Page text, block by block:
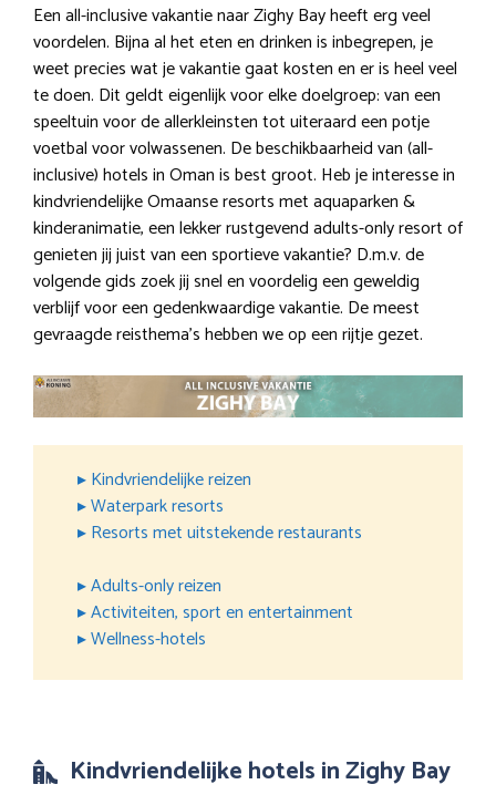
Een all-inclusive vakantie naar Zighy Bay heeft erg veel
voordelen. Bijna al het eten en drinken is inbegrepen, je
weet precies wat je vakantie gaat kosten en er is heel veel
te doen. Dit geldt eigenlijk voor elke doelgroep: van een
speeltuin voor de allerkleinsten tot uiteraard een potje
voetbal voor volwassenen. De beschikbaarheid van (all-
inclusive) hotels in Oman is best groot. Heb je interesse in
kindvriendelijke Omaanse resorts met aquaparken &
kinderanimatie, een lekker rustgevend adults-only resort of
genieten jij juist van een sportieve vakantie? D.m.v. de
volgende gids zoek jij snel en voordelig een geweldig
verblijf voor een gedenkwaardige vakantie. De meest
gevraagde reisthema’s hebben we op een rijtje gezet.
▸ Kindvriendelijke reizen
▸ Waterpark resorts
▸ Resorts met uitstekende restaurants
▸ Adults-only reizen
▸ Activiteiten, sport en entertainment
▸ Wellness-hotels
Kindvriendelijke hotels in Zighy Bay